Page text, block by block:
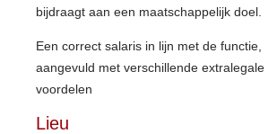
bijdraagt aan een maatschappelijk doel.
Een correct salaris in lijn met de functie,
aangevuld met verschillende extralegale
voordelen
Lieu